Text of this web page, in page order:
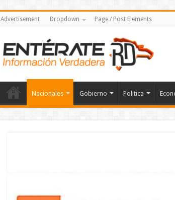
Advertisement Dropdown Page / Post Elements
Nacionales Gobierno Politica